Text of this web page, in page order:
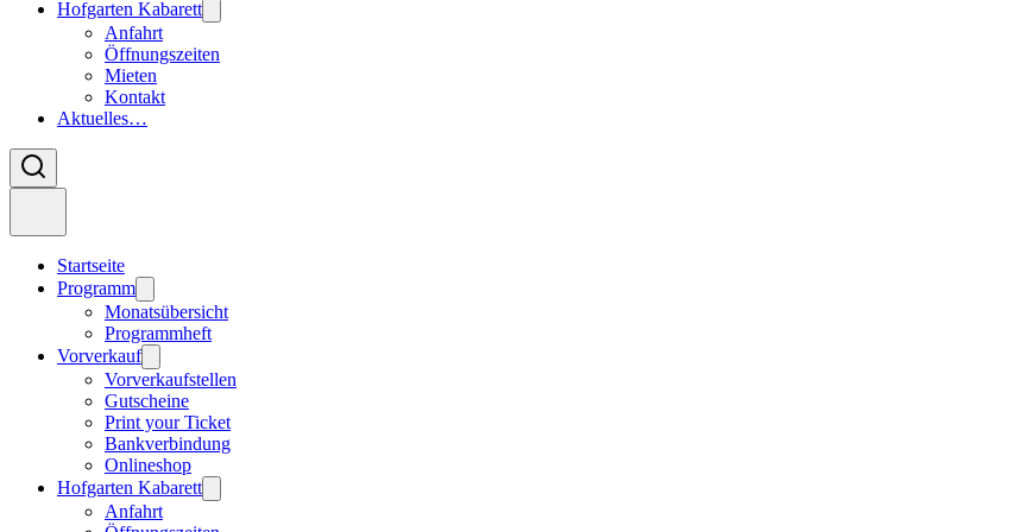
Hofgarten Kabarett
Anfahrt
Öffnungszeiten
Mieten
Kontakt
Aktuelles…
Startseite
Programm
Monatsübersicht
Programmheft
Vorverkauf
Vorverkaufstellen
Gutscheine
Print your Ticket
Bankverbindung
Onlineshop
Hofgarten Kabarett
Anfahrt